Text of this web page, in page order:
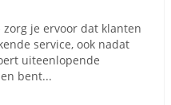
je ervoor dat klanten
service, ook nadat
uiteenlopende
bent...